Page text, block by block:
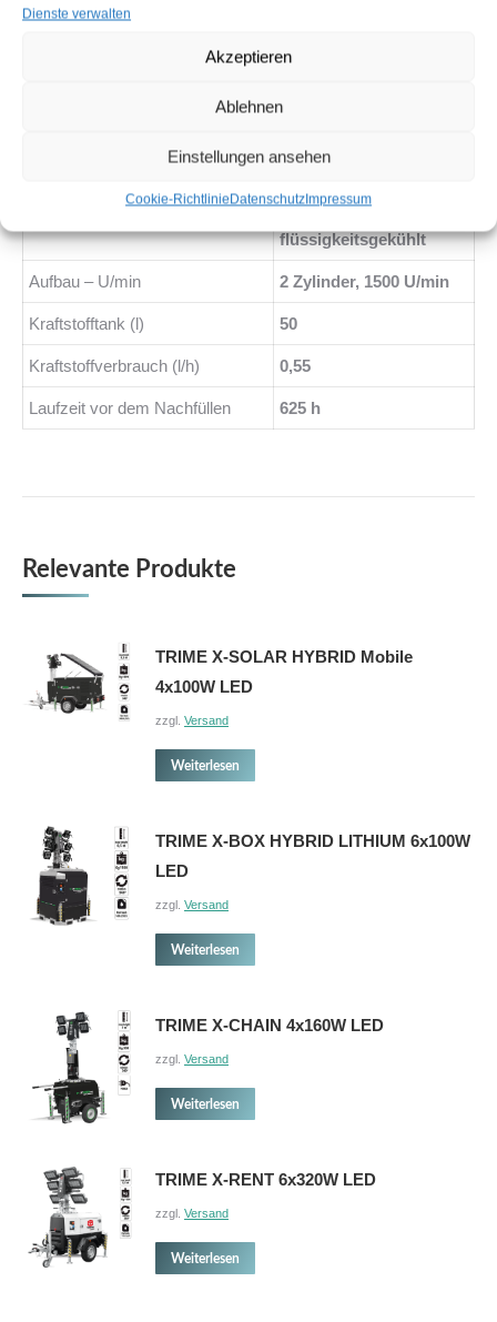
Dienste verwalten
Akzeptieren
Ablehnen
Einstellungen ansehen
Cookie-RichtlinieDatenschutzImpressum
Yanmar 2TNV70,
flüssigkeitsgekühlt
Aufbau – U/min 2 Zylinder, 1500 U/min
Kraftstofftank (l) 50
Kraftstoffverbrauch (l/h) 0,55
Laufzeit vor dem Nachfüllen 625 h
Relevante Produkte
TRIME X-SOLAR HYBRID Mobile
4x100W LED
zzgl. Versand
Weiterlesen
TRIME X-BOX HYBRID LITHIUM 6x100W
LED
zzgl. Versand
Weiterlesen
TRIME X-CHAIN 4x160W LED
zzgl. Versand
Weiterlesen
TRIME X-RENT 6x320W LED
zzgl. Versand
Weiterlesen